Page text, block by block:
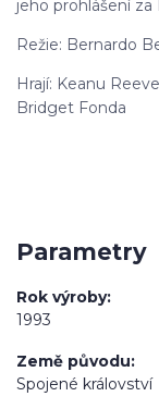
jeho prohlášení za
Režie: Bernardo
Hrají: Keanu
Bridget Fonda
Parametry
Rok výroby
1993
Země původu
Spojené království